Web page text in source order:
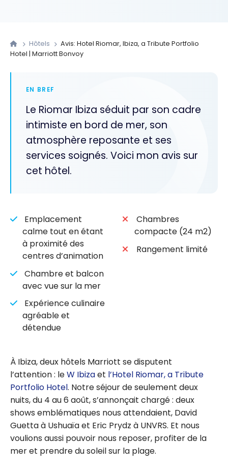
Hôtels
Avis: Hotel Riomar, Ibiza, a Tribute Portfolio
Hotel | Marriott Bonvoy
EN BREF
Le Riomar Ibiza séduit par son cadre
intimiste en bord de mer, son
atmosphère reposante et ses
services soignés. Voici mon avis sur
cet hôtel.
Emplacement
calme tout en étant
à proximité des
centres d’animation
Chambre et balcon
avec vue sur la mer
Expérience culinaire
agréable et
détendue
Chambres
compacte (24 m2)
Rangement limité
À Ibiza, deux hôtels Marriott se disputent
l’attention : leW Ibizaet l’Hotel Riomar, a Tribute
Portfolio Hotel. Notre séjour de seulement deux
nuits, du 4 au 6 août, s’annonçait chargé : deux
shows emblématiques nous attendaient, David
Guetta à Ushuaïa et Eric Prydz à UNVRS. Et nous
voulions aussi pouvoir nous reposer, profiter de la
mer et prendre du soleil sur la plage.